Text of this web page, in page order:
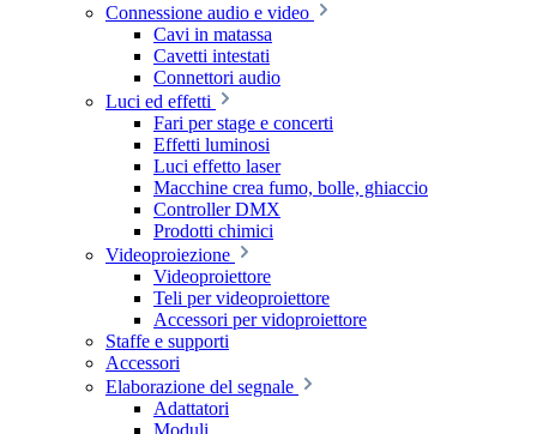
Connessione audio e video
Cavi in matassa
Cavetti intestati
Connettori audio
Luci ed effetti
Fari per stage e concerti
Effetti luminosi
Luci effetto laser
Macchine crea fumo, bolle, ghiaccio
Controller DMX
Prodotti chimici
Videoproiezione
Videoproiettore
Teli per videoproiettore
Accessori per vidoproiettore
Staffe e supporti
Accessori
Elaborazione del segnale
Adattatori
Moduli